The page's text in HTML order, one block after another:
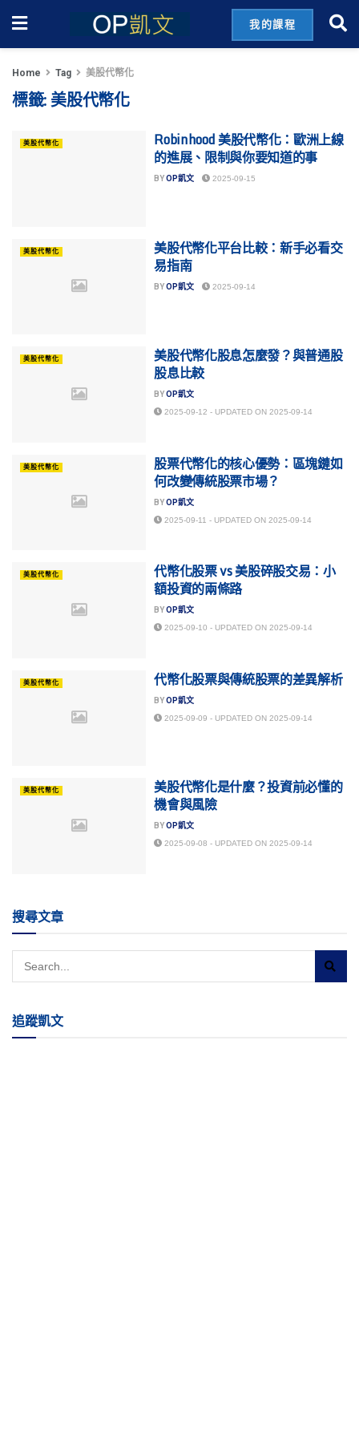
我的課程
Home Tag 美股代幣化
標籤:美股代幣化
美股代幣化
Robinhood 美股代幣化：歐洲上線
的進展、限制與你要知道的事
BYOP凱文 2025-09-15
美股代幣化
美股代幣化平台比較：新手必看交
易指南
BYOP凱文 2025-09-14
美股代幣化
美股代幣化股息怎麼發？與普通股
股息比較
BYOP凱文
2025-09-12 - UPDATED ON 2025-09-14
美股代幣化
股票代幣化的核心優勢：區塊鏈如
何改變傳統股票市場？
BYOP凱文
2025-09-11 - UPDATED ON 2025-09-14
美股代幣化
代幣化股票 vs 美股碎股交易：小
額投資的兩條路
BYOP凱文
2025-09-10 - UPDATED ON 2025-09-14
美股代幣化 代幣化股票與傳統股票的差異解析
BYOP凱文
2025-09-09 - UPDATED ON 2025-09-14
美股代幣化
美股代幣化是什麼？投資前必懂的
機會與風險
BYOP凱文
2025-09-08 - UPDATED ON 2025-09-14
搜尋文章
追蹤凱文